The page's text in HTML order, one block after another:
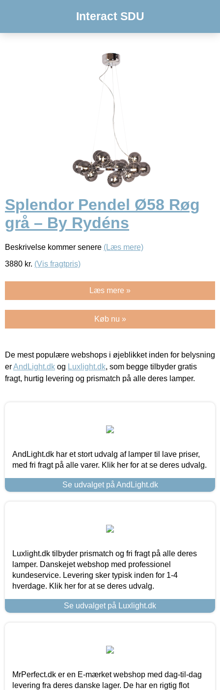
Interact SDU
Splendor Pendel Ø58 Røg
grå – By Rydéns
Beskrivelse kommer senere (Læs mere)
3880 kr. (Vis fragtpris)
Læs mere »
Køb nu »
De mest populære webshops i øjeblikket inden for belysning
erAndLight.dk og Luxlight.dk, som begge tilbyder gratis
fragt, hurtig levering og prismatch på alle deres lamper.
AndLight.dk har et stort udvalg af lamper til lave priser,
med fri fragt på alle varer. Klik her for at se deres udvalg.
Se udvalget på AndLight.dk
Luxlight.dk tilbyder prismatch og fri fragt på alle deres
lamper. Danskejet webshop med professionel
kundeservice. Levering sker typisk inden for 1-4
hverdage. Klik her for at se deres udvalg.
Se udvalget på Luxlight.dk
MrPerfect.dk er en E-mærket webshop med dag-til-dag
levering fra deres danske lager. De har en rigtig flot